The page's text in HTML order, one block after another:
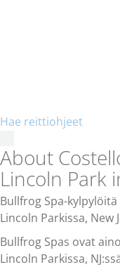
Hae reittiohjeet
About
Lincoln Park
Bullfrog Spa-
Lincoln Parkissa, New
Bullfrog Spas ovat
Lincoln Parkissa,